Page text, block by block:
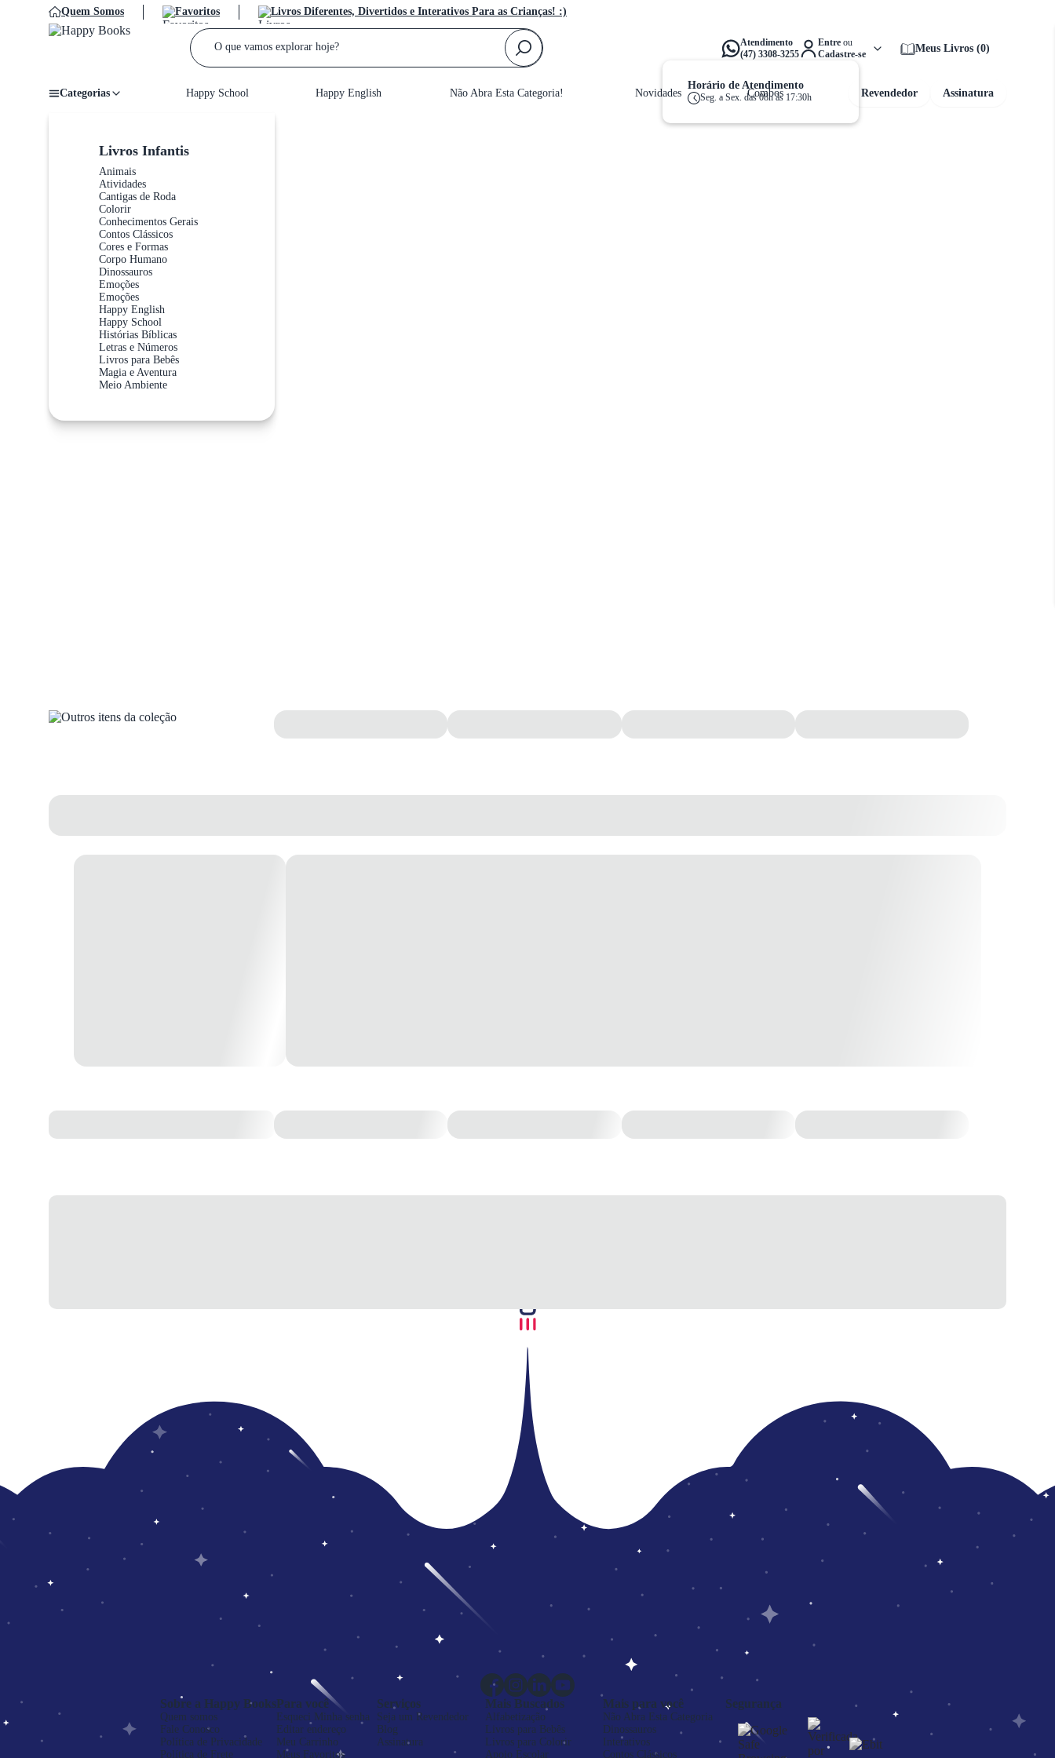
Quem Somos Favoritos Livros Diferentes, Divertidos e Interativos Para as Crianças! :)
Falta apenas R$ 159,00 para ganhar
Atendimento
(47) 3308-3255
Horário de Atendimento
Seg. a Sex. das 08h às 17:30h
Entre ou
Cadastre-se
Meus Livros (0)
Categorias
Livros Infantis
Animais
Atividades
Cantigas de Roda
Colorir
Conhecimentos Gerais
Contos Clássicos
Cores e Formas
Corpo Humano
Dinossauros
Emoções
Emoções
Happy English
Happy School
Histórias Bíblicas
Letras e Números
Livros para Bebês
Magia e Aventura
Meio Ambiente
Sistema Solar
Happy School Happy English Não Abra Esta Categoria! Novidades Combos Revendedor Assinatura
Sobre a Happy Books
Quem somos
Fale Conosco
Política de Privacidade
Política de Frete
Para você
Esqueci Minha senha
Editar endereço
Meu Carrinho
Meus Favoritos
Serviços
Seja um Revendedor
Blog
Assinatura
Mais Buscados
Alfabetização
Livros para Bebês
Livros para Colorir
Apoio Escolar
Mais para você
Não Abra Esta Categoria
Dinossauros
Interativos
Contos Clássicos
Segurança